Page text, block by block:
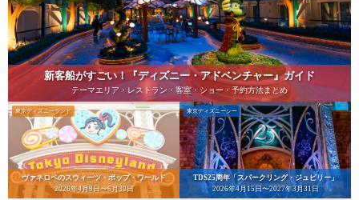
新客船がすごい！『ディズニー・アドベンチャー』ガイド
テーマエリア・レストラン・客室・ショー・予約方法まとめ
東京ディズニーランド
ヴァネロペのスウィーツ・ポップ・ワールド
2026年4月9日〜6月30日
東京ディズニーシー
TDS25周年「スパークリング・ジュビリー」
2026年4月15日〜2027年3月31日